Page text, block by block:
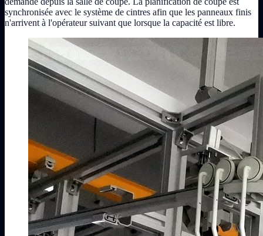
synchronisée avec le système de cintres afin que les panneaux finis
n'arrivent à l'opérateur suivant que lorsque la capacité est libre.